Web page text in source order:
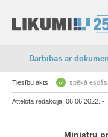
Darbības ar
Tiesību akts: spēkā esošs
Attēlotā redakcija: 06.06.2022. -
Ministru